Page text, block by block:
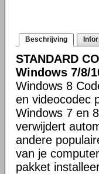
Beschrijving
STANDARD
Windows 7/8/
Windows 8
en videocodec
Windows 7 en
verwijdert
andere
van je
pakket